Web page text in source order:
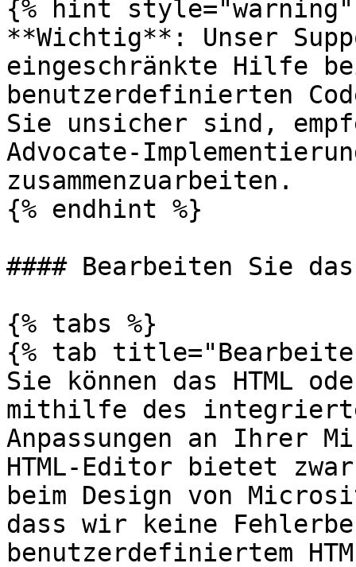
{% hint style="warning"
**Wichtig**: Unser
eingeschränkte Hilfe
benutzerdefinierten
Sie unsicher sind,
Advocate-
zusammenzuarbeiten.
{% endhint %}
#### Bearbeiten Sie das
{% tabs %}
{% tab
Sie können das HTML
mithilfe des
Anpassungen an Ihrer
HTML-Editor bietet
beim Design von
dass wir keine
benutzerdefiniertem